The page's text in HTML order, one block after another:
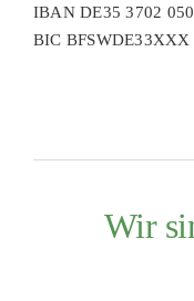
IBAN DE35 3702
BIC BFSWDE33XXX
Wir